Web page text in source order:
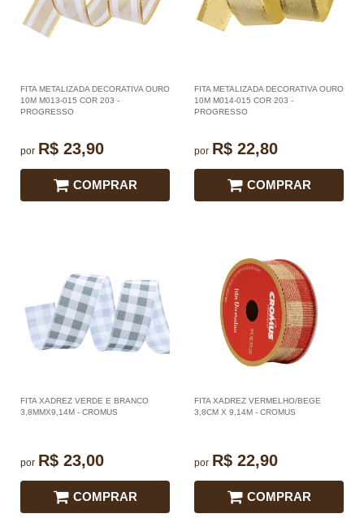
FITA METALIZADA DECORATIVA OURO
10M M013-015 COR 203 -
PROGRESSO
por R$ 23,90
COMPRAR
FITA METALIZADA DECORATIVA OURO
10M M014-015 COR 203 -
PROGRESSO
por R$ 22,80
COMPRAR
FITA XADREZ VERDE E BRANCO
3,8MMX9,14M - CROMUS
por R$ 23,00
COMPRAR
FITA XADREZ VERMELHO/BEGE
3,8CM X 9,14M - CROMUS
por R$ 22,90
COMPRAR